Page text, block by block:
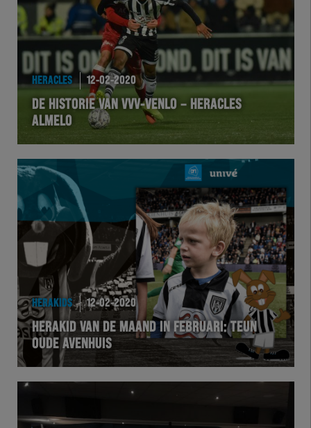
HERACLES 12-02-2020
DE HISTORIE VAN VVV-VENLO – HERACLES
ALMELO
HERAKIDS 12-02-2020
HERAKID VAN DE MAAND IN FEBRUARI: TEUN
OUDE AVENHUIS